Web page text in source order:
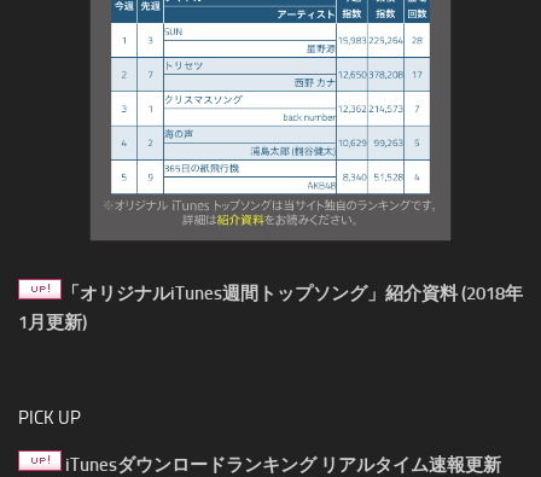
「オリジナルiTunes週間トップソング」紹介資料 (2018年
1月更新)
PICK UP
iTunesダウンロードランキング リアルタイム速報更新